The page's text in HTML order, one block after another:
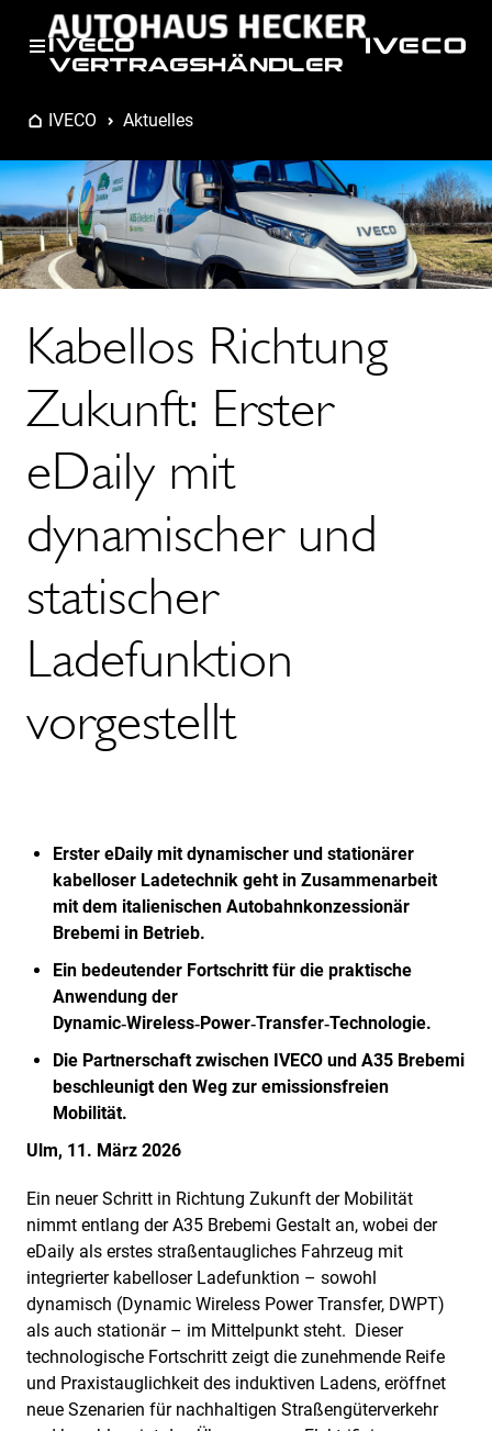
IVECO
VERTRAGSHÄNDLER
IVECO Aktuelles
Kabellos Richtung
Zukunft: Erster
eDaily mit
dynamischer und
statischer
Ladefunktion
vorgestellt
Erster eDaily mit dynamischer und stationärer
kabelloser Ladetechnik geht in Zusammenarbeit
mit dem italienischen Autobahnkonzessionär
Brebemi in Betrieb.
Ein bedeutender Fortschritt für die praktische
Anwendung der
Dynamic‑Wireless‑Power‑Transfer‑Technologie.
Die Partnerschaft zwischen IVECO und A35 Brebemi
beschleunigt den Weg zur emissionsfreien
Mobilität.
Ulm, 11. März 2026
Ein neuer Schritt in Richtung Zukunft der Mobilität
nimmt entlang der A35 Brebemi Gestalt an, wobei der
eDaily als erstes straßentaugliches Fahrzeug mit
integrierter kabelloser Ladefunktion – sowohl
dynamisch (Dynamic Wireless Power Transfer, DWPT)
als auch stationär – im Mittelpunkt steht. Dieser
technologische Fortschritt zeigt die zunehmende Reife
und Praxistauglichkeit des induktiven Ladens, eröffnet
neue Szenarien für nachhaltigen Straßengüterverkehr